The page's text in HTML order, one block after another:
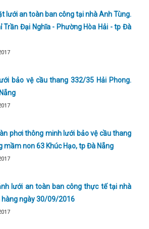
lưới an toàn ban công tại nhà Anh Tùng.
Trần Đại Nghĩa - Phường Hòa Hải - tp Đà
bảo vệ cầu thang 332/35 Hải Phong.
phơi thông minh lưới bảo vệ cầu thang
mầm non 63 Khúc Hạo, tp Đà Nẵng
lưới an toàn ban công thực tế tại nhà
hàng ngày 30/09/2016